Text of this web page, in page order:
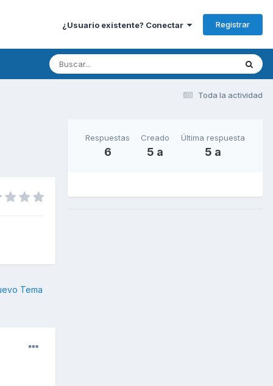
¿Usuario existente? Conectar Registrar
Toda la actividad
Tema
Respuestas
6
Creado
5 a
Última respuesta
5 a